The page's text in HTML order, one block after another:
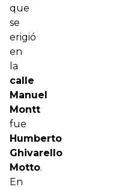
que
se
erigió
en
la
calle
Manuel
Montt
fue
Humberto
Ghivarello
Motto.
En